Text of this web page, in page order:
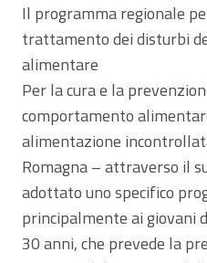
Il programma regionale
trattamento dei disturbi
alimentare
Per la cura e la
comportamento
alimentazione
Romagna – attraverso il
adottato uno specifico
principalmente ai giovani
30 anni, che prevede la